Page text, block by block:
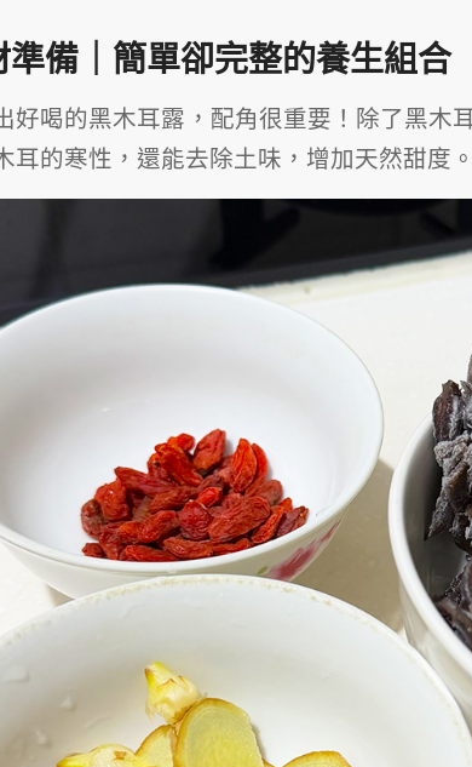
準備｜簡單卻完整的養生組合
好喝的黑木耳露，配角很重要！除了黑木
耳的寒性，還能去除土味，增加天然甜度。